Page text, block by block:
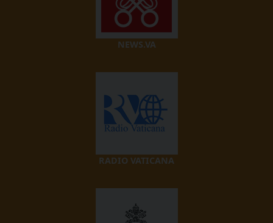
NEWS.VA
RADIO VATICANA